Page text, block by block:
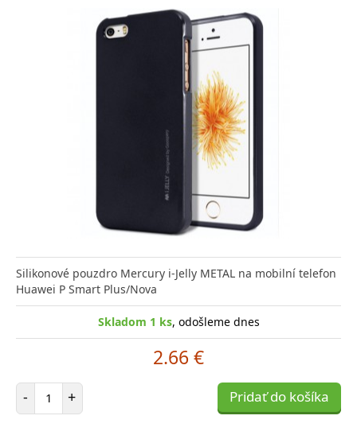
Silikonové pouzdro Mercury i-Jelly METAL na mobilní telefon
Huawei P Smart Plus/Nova
Skladom 1 ks, odošleme dnes
2.66 €
- Počet položiek
+ Pridať do košíka